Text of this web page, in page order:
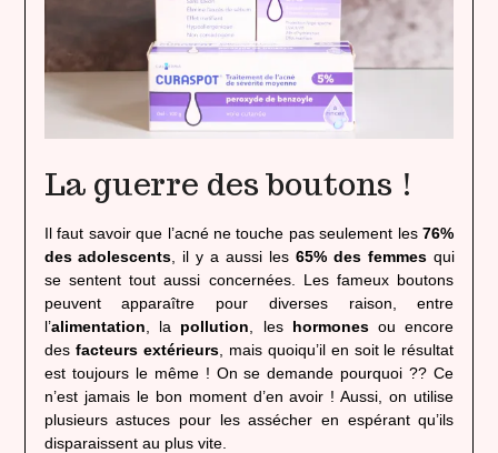
La guerre des boutons !
Il faut savoir que l’acné ne touche pas seulement les76%
des adolescents , il y a aussi les 65% des femmesqui
se sentent tout aussi concernées. Les fameux boutons
peuvent apparaître pour diverses raison, entre
l’alimentation , la pollution , les hormonesou encore
des facteurs extérieurs, mais quoiqu’il en soit le résultat
est toujours le même ! On se demande pourquoi ?? Ce
n’est jamais le bon moment d’en avoir ! Aussi, on utilise
plusieurs astuces pour les assécher en espérant qu’ils
disparaissent au plus vite.